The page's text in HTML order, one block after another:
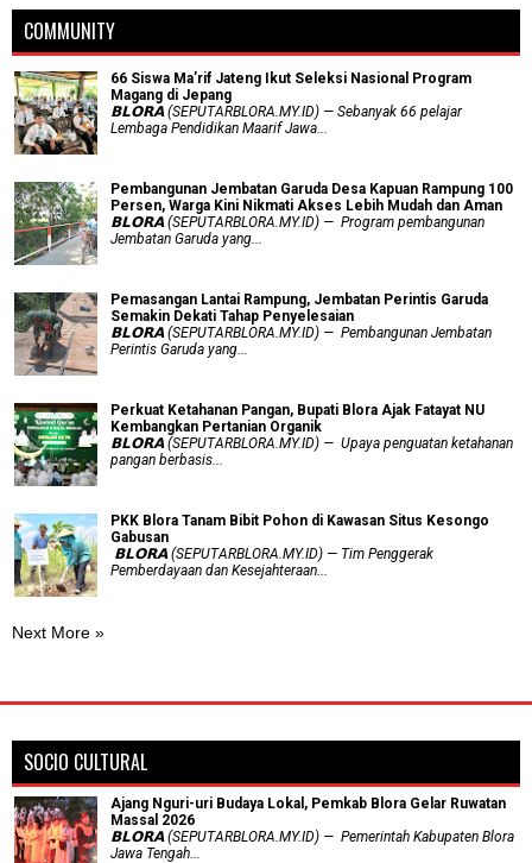
COMMUNITY
66 Siswa Ma’rif Jateng Ikut Seleksi Nasional Program
Magang di Jepang
𝗕𝗟𝗢𝗥𝗔 (SEPUTARBLORA.MY.ID) — Sebanyak 66 pelajar
Lembaga Pendidikan Maarif Jawa...
Pembangunan Jembatan Garuda Desa Kapuan Rampung 100
Persen, Warga Kini Nikmati Akses Lebih Mudah dan Aman
𝗕𝗟𝗢𝗥𝗔 (SEPUTARBLORA.MY.ID) — Program pembangunan
Jembatan Garuda yang...
Pemasangan Lantai Rampung, Jembatan Perintis Garuda
Semakin Dekati Tahap Penyelesaian
𝗕𝗟𝗢𝗥𝗔 (SEPUTARBLORA.MY.ID) — Pembangunan Jembatan
Perintis Garuda yang...
​Perkuat Ketahanan Pangan, Bupati Blora Ajak Fatayat NU
Kembangkan Pertanian Organik
𝗕𝗟𝗢𝗥𝗔 (SEPUTARBLORA.MY.ID) — Upaya penguatan ketahanan
pangan berbasis...
PKK Blora Tanam Bibit Pohon di Kawasan Situs Kesongo
Gabusan
‎ 𝗕𝗟𝗢𝗥𝗔 (SEPUTARBLORA.MY.ID) — Tim Penggerak
Pemberdayaan dan Kesejahteraan...
Next More »
SOCIO CULTURAL
Ajang Nguri-uri Budaya Lokal, Pemkab Blora Gelar Ruwatan
Massal 2026
𝗕𝗟𝗢𝗥𝗔 (SEPUTARBLORA.MY.ID) — Pemerintah Kabupaten Blora
Jawa Tengah...